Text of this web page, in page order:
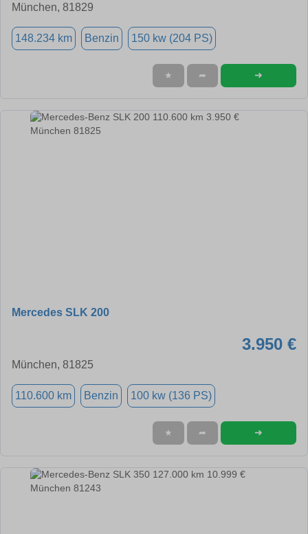
München, 81829
148.234 km Benzin 150 kw (204 PS)
★ ➦ ➜
Mercedes SLK 200
3.950 €
München, 81825
110.600 km Benzin 100 kw (136 PS)
★ ➦ ➜